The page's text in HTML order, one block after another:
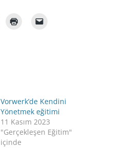
Vorwerk’de Kendini
Yönetmek eğitimi
11 Kasım 2023
"Gerçekleşen Eğitim"
içinde